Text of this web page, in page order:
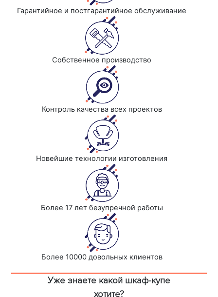
Гарантийное и постгарантийное обслуживание
Собственное производство
Контроль качества всех проектов
Новейшие технологии изготовления
Более 17 лет безупречной работы
Более 10000 довольных клиентов
Уже знаете какой шкаф-купе
хотите?